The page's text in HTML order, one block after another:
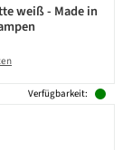
weiß - Made in
Verfügbarkeit: